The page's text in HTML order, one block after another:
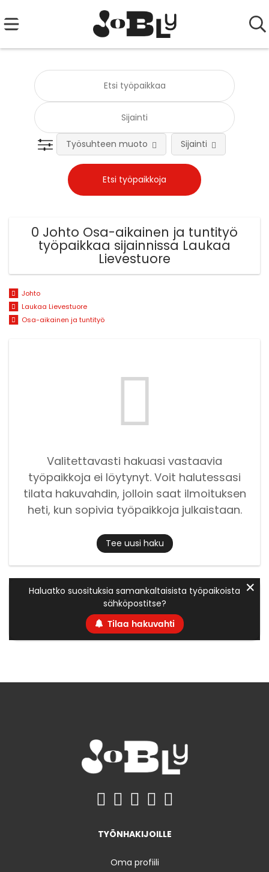
Työsuhteen muoto Sijainti
0 Johto Osa-aikainen ja tuntityö
työpaikkaa sijainnissa Laukaa
Lievestuore
Johto
Laukaa Lievestuore
Osa-aikainen ja tuntityö
Valitettavasti hakuasi vastaavia
työpaikkoja ei löytynyt. Voit halutessasi
tilata hakuvahdin, jolloin saat ilmoituksen
heti, kun sopivia työpaikkoja julkaistaan.
Tee uusi haku
Haluatko suosituksia samankaltaisista työpaikoista
sähköpostitse?
Tilaa hakuvahti
✕
TYÖNHAKIJOILLE
Oma profiili